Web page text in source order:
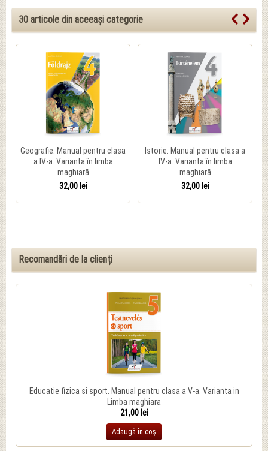
30 articole din aceeași categorie
Geografie. Manual pentru clasa
a IV-a. Varianta în limba
maghiară
32,00 lei
Istorie. Manual pentru clasa a
IV-a. Varianta în limba
maghiară
32,00 lei
Recomandări de la clienți
Educatie fizica si sport. Manual pentru clasa a V-a. Varianta in
Limba maghiara
21,00 lei
Adaugă în coş